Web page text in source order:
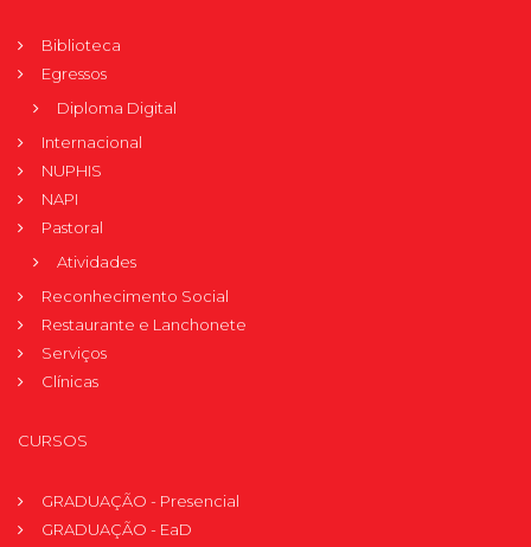
Biblioteca
Egressos
Diploma Digital
Internacional
NUPHIS
NAPI
Pastoral
Atividades
Reconhecimento Social
Restaurante e Lanchonete
Serviços
Clínicas
CURSOS
GRADUAÇÃO - Presencial
GRADUAÇÃO - EaD